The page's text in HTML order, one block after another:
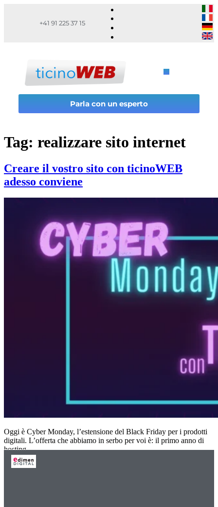
+41 91 225 37 15
Parla con un esperto
Tag: realizzare sito internet
Creare il vostro sito con ticinoWEB
adesso conviene
Oggi è Cyber Monday, l’estensione del Black Friday per i prodotti
digitali. L’offerta che abbiamo in serbo per voi è: il primo anno di
hosting